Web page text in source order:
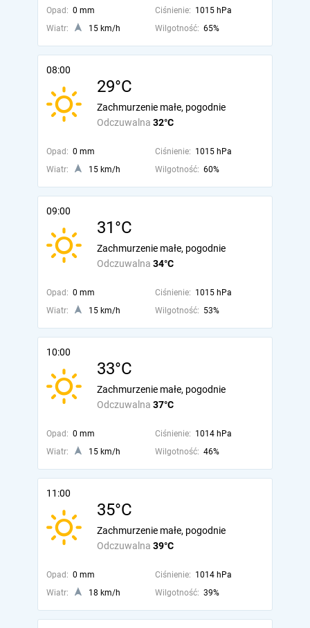
Opad: 0 mm Ciśnienie: 1015 hPa
Wiatr:
15 km/h Wilgotność: 65%
08:00
29°C
Odczuwalna 32°C
Zachmurzenie małe, pogodnie
Opad: 0 mm Ciśnienie: 1015 hPa
Wiatr:
15 km/h Wilgotność: 60%
09:00
31°C
Odczuwalna 34°C
Zachmurzenie małe, pogodnie
Opad: 0 mm Ciśnienie: 1015 hPa
Wiatr:
15 km/h Wilgotność: 53%
10:00
33°C
Odczuwalna 37°C
Zachmurzenie małe, pogodnie
Opad: 0 mm Ciśnienie: 1014 hPa
Wiatr:
15 km/h Wilgotność: 46%
11:00
35°C
Odczuwalna 39°C
Zachmurzenie małe, pogodnie
Opad: 0 mm Ciśnienie: 1014 hPa
Wiatr:
18 km/h Wilgotność: 39%